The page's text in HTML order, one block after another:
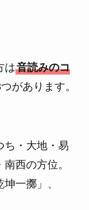
は音読みのコ
があります。
ち・大地・易
西の方位。
一擲」、